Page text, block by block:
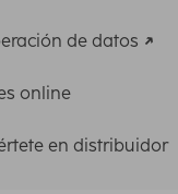
de datos
online
en distribuidor